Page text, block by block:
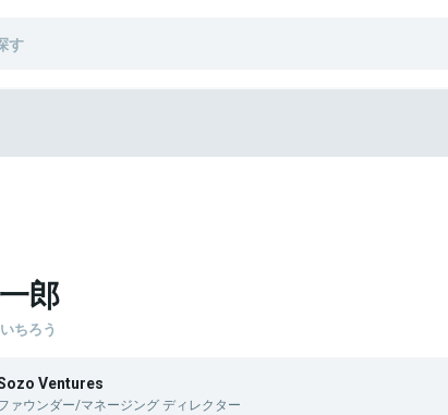
郎
ちろう
Ventures
ァウンダー/マネージング ディレクター